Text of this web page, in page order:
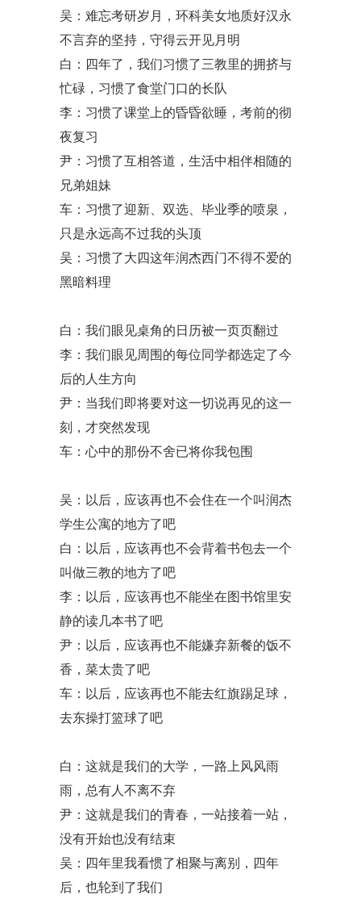
吴：难忘考研岁月，环科美女地质好汉永
不言弃的坚持，守得云开见月明
白：四年了，我们习惯了三教里的拥挤与
忙碌，习惯了食堂门口的长队
李：习惯了课堂上的昏昏欲睡，考前的彻
夜复习
尹：习惯了互相答道，生活中相伴相随的
兄弟姐妹
车：习惯了迎新、双选、毕业季的喷泉，
只是永远高不过我的头顶
吴：习惯了大四这年润杰西门不得不爱的
黑暗料理
白：我们眼见桌角的日历被一页页翻过
李：我们眼见周围的每位同学都选定了今
后的人生方向
尹：当我们即将要对这一切说再见的这一
刻，才突然发现
车：心中的那份不舍已将你我包围
吴：以后，应该再也不会住在一个叫润杰
学生公寓的地方了吧
白：以后，应该再也不会背着书包去一个
叫做三教的地方了吧
李：以后，应该再也不能坐在图书馆里安
静的读几本书了吧
尹：以后，应该再也不能嫌弃新餐的饭不
香，菜太贵了吧
车：以后，应该再也不能去红旗踢足球，
去东操打篮球了吧
白：这就是我们的大学，一路上风风雨
雨，总有人不离不弃
尹：这就是我们的青春，一站接着一站，
没有开始也没有结束
吴：四年里我看惯了相聚与离别，四年
后，也轮到了我们